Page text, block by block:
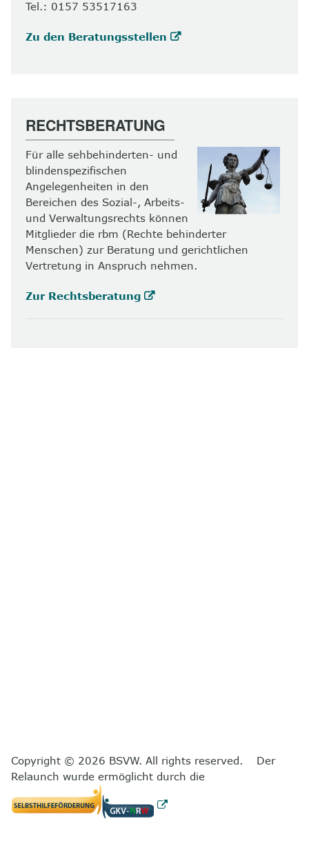
Tel.: 0157 53517163
Zu den Beratungsstellen
RECHTSBERATUNG
Für alle sehbehinderten- und
blindenspezifischen
Angelegenheiten in den
Bereichen des Sozial-, Arbeits-
und Verwaltungsrechts können
Mitglieder die rbm (Rechte behinderter
Menschen) zur Beratung und gerichtlichen
Vertretung in Anspruch nehmen.
Zur Rechtsberatung
Copyright © 2026 BSVW. All rights reserved. Der
Relaunch wurde ermöglicht durch die